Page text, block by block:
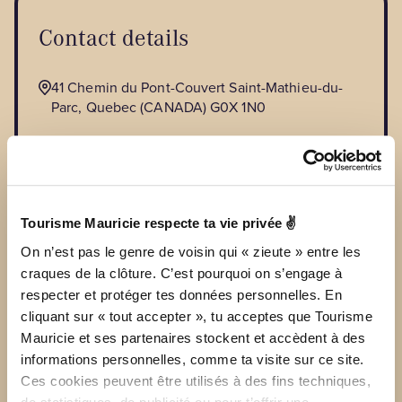
Tourisme Mauricie respecte ta vie privée ✌
On n’est pas le genre de voisin qui « zieute » entre les
craques de la clôture. C’est pourquoi on s’engage à
respecter et protéger tes données personnelles. En
cliquant sur « tout accepter », tu acceptes que Tourisme
Mauricie et ses partenaires stockent et accèdent à des
informations personnelles, comme ta visite sur ce site.
Ces cookies peuvent être utilisés à des fins techniques,
Contact details
41 Chemin du Pont-Couvert Saint-Mathieu-du-
Parc, Quebec (CANADA) G0X 1N0
Main phone number :514 625-9436
WEB SITE
baladesclassiquesmauricie@gmail.com